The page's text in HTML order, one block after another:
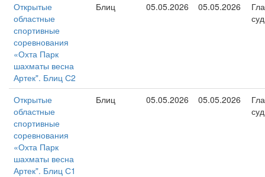
Открытые
областные
спортивные
соревнования
«Охта Парк
шахматы весна
Артек". Блиц С2
Блиц 05.05.2026 05.05.2026
Открытые
областные
спортивные
соревнования
«Охта Парк
шахматы весна
Артек". Блиц С1
Блиц 05.05.2026 05.05.2026